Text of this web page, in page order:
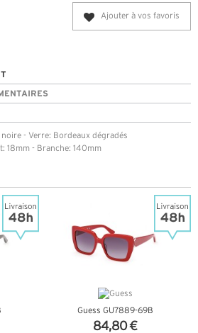
Ajouter à vos favoris
- Verre: Bordeaux dégradés
18mm - Branche: 140mm
Guess GU7889-69B
84,80 €